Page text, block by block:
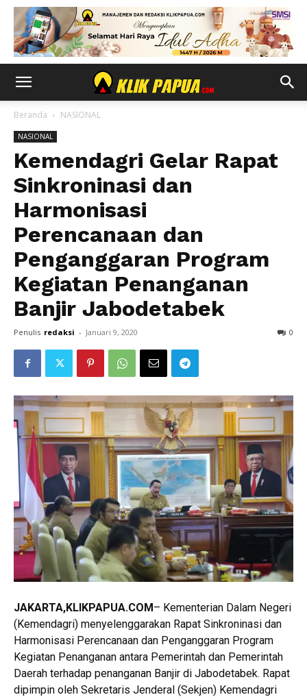
Beranda NASIONAL
NASIONAL
Kemendagri Gelar Rapat
Sinkroninasi dan
Harmonisasi
Perencanaan dan
Penganggaran Program
Kegiatan Penanganan
Banjir Jabodetabek
Penulis redaksi - Januari 9, 2020 0
JAKARTA,KLIKPAPUA.COM– Kementerian Dalam Negeri
(Kemendagri) menyelenggarakan Rapat Sinkroninasi dan
Harmonisasi Perencanaan dan Penganggaran Program
Kegiatan Penanganan antara Pemerintah dan Pemerintah
Daerah terhadap penanganan Banjir di Jabodetabek. Rapat
dipimpin oleh Sekretaris Jenderal (Sekjen) Kemendagri